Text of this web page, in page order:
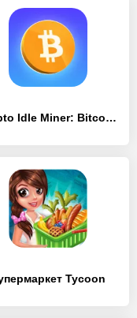
Crypto Idle Miner: Bitcoin Inc
Tycoon